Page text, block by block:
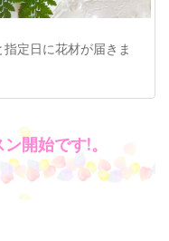
定日に花材が届きま
開始です!。